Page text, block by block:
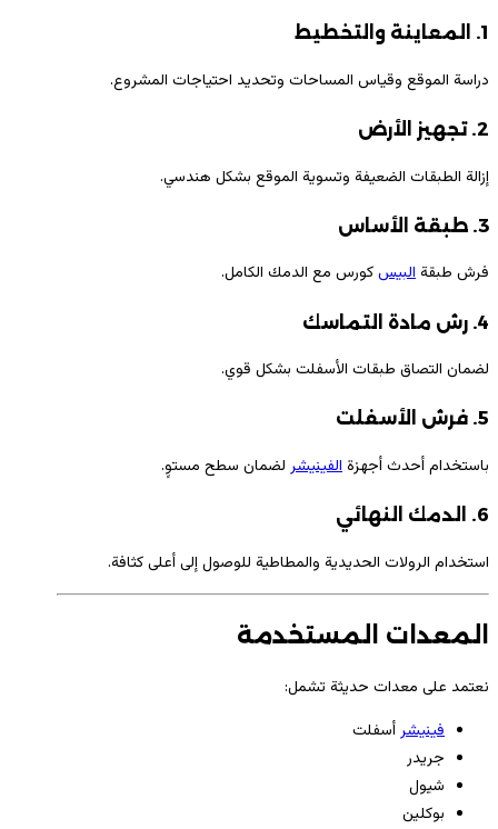
1. المعاينة والتخطيط
دراسة الموقع وقياس المساحات وتحديد احتياجات المشروع.
2. تجهيز الأرض
إزالة الطبقات الضعيفة وتسوية الموقع بشكل هندسي.
3. طبقة الأساس
فرش طبقةالبيسكورس مع الدمك الكامل.
4. رش مادة التماسك
لضمان التصاق طبقات الأسفلت بشكل قوي.
5. فرش الأسفلت
باستخدام أحدث أجهزةالفينيشر لضمان سطح مستوٍ.
6. الدمك النهائي
استخدام الرولات الحديدية والمطاطية للوصول إلى أعلى كثافة.
المعدات المستخدمة
نعتمد على معدات حديثة تشمل:
فينيشرأسفلت
جريدر
شيول
بوكلين